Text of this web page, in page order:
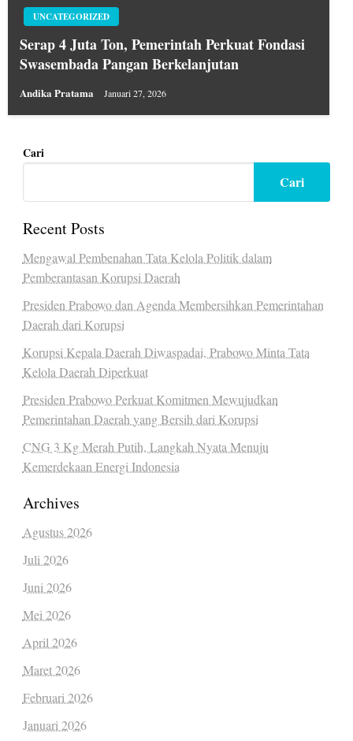
UNCATEGORIZED
Serap 4 Juta Ton, Pemerintah Perkuat Fondasi
Swasembada Pangan Berkelanjutan
Andika Pratama Januari 27, 2026
Cari
Cari
Recent Posts
Mengawal Pembenahan Tata Kelola Politik dalam
Pemberantasan Korupsi Daerah
Presiden Prabowo dan Agenda Membersihkan Pemerintahan
Daerah dari Korupsi
Korupsi Kepala Daerah Diwaspadai, Prabowo Minta Tata
Kelola Daerah Diperkuat
Presiden Prabowo Perkuat Komitmen Mewujudkan
Pemerintahan Daerah yang Bersih dari Korupsi
CNG 3 Kg Merah Putih, Langkah Nyata Menuju
Kemerdekaan Energi Indonesia
Archives
Agustus 2026
Juli 2026
Juni 2026
Mei 2026
April 2026
Maret 2026
Februari 2026
Januari 2026